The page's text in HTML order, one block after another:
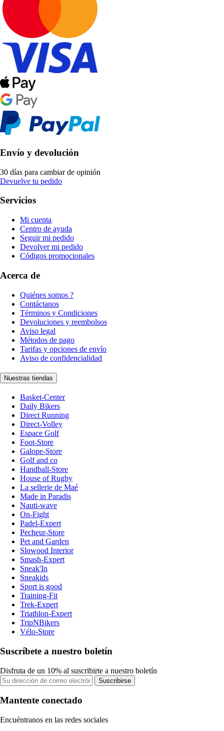
Envío y devolución
30 días para cambiar de opinión
Devuelve tu pedido
Servicios
Mi cuenta
Centro de ayuda
Seguir mi pedido
Devolver mi pedido
Códigos promocionales
Acerca de
Quiénes somos ?
Contáctanos
Términos y Condiciones
Devoluciones y reembolsos
Aviso legal
Métodos de pago
Tarifas y opciones de envío
Aviso de confidencialidad
Nuestras tiendas
Basket-Center
Daily Bikers
Direct Running
Direct-Volley
Espace Golf
Foot-Store
Galope-Store
Golf and co
Handball-Store
House of Rugby
La sellerie de Maé
Made in Paradis
Nauti-wave
On-Fight
Padel-Expert
Pecheur-Store
Pet and Garden
Slowood Interior
Smash-Expert
Sneak'In
Sneakids
Sport is good
Training-Fit
Trek-Expert
Triathlon-Expert
TripNBikers
Vélo-Store
Suscríbete a nuestro boletín
Disfruta de un 10% al suscribirte a nuestro boletín
Suscribirse
Mantente conectado
Encuéntranos en las redes sociales